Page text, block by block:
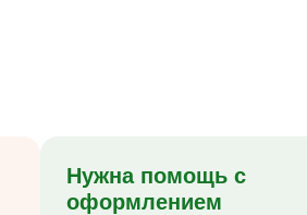
Нужна помощь с
оформлением